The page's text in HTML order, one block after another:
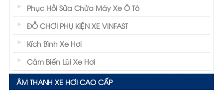
Phục Hồi Sửa Chửa Máy Xe Ô Tô
ĐỒ CHƠI PHỤ KIỆN XE VINFAST
Kích Bình Xe Hơi
Cảm Biến Lùi Xe Hơi
ÂM THANH XE HƠI CAO CẤP